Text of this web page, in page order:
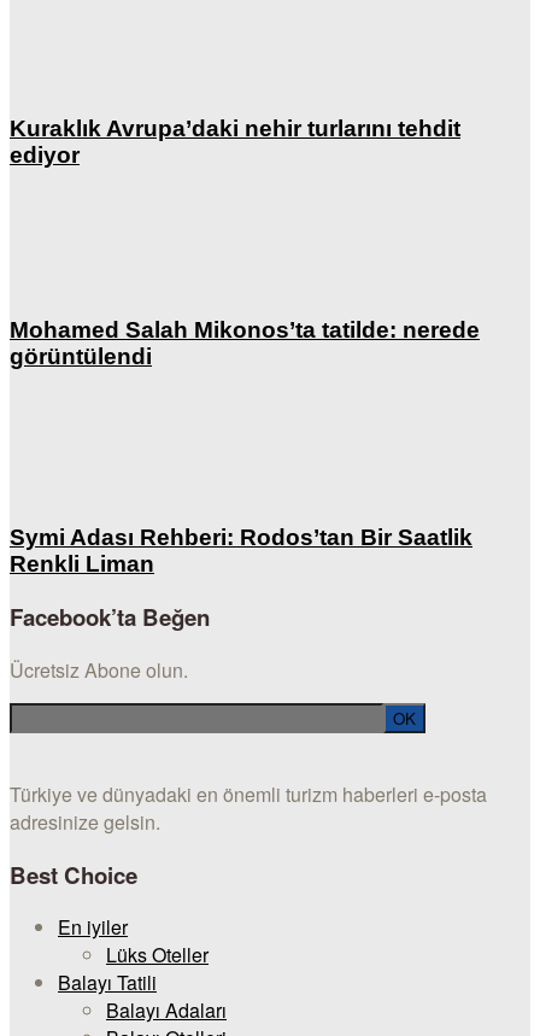
Kuraklık Avrupa’daki nehir turlarını tehdit
ediyor
Mohamed Salah Mikonos’ta tatilde: nerede
görüntülendi
Symi Adası Rehberi: Rodos’tan Bir Saatlik
Renkli Liman
Facebook’ta Beğen
Ücretsiz Abone olun.
Türkiye ve dünyadaki en önemli turizm haberleri e-posta
adresinize gelsin.
Best Choice
En iyiler
Lüks Oteller
Balayı Tatili
Balayı Adaları